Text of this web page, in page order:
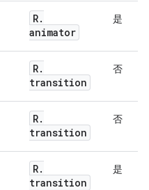
R.
animator
是
R.
transition
否
R.
transition
否
R.
transition
是